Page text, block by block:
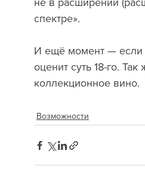
не в расширении
спектре».
И ещё момент — если
оценит суть 18-го.
коллекционное вино.
Возможности